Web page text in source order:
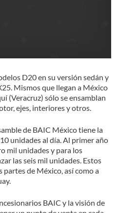
D20 en su versión sedán y
Mismos que llegan a México
(Veracruz) sólo se ensamblan
ejes, interiores y otros.
de BAIC México tiene la
unidades al día. Al primer año
mil unidades y para los
las seis mil unidades. Estos
partes de México, así como a
BAIC y la visión de